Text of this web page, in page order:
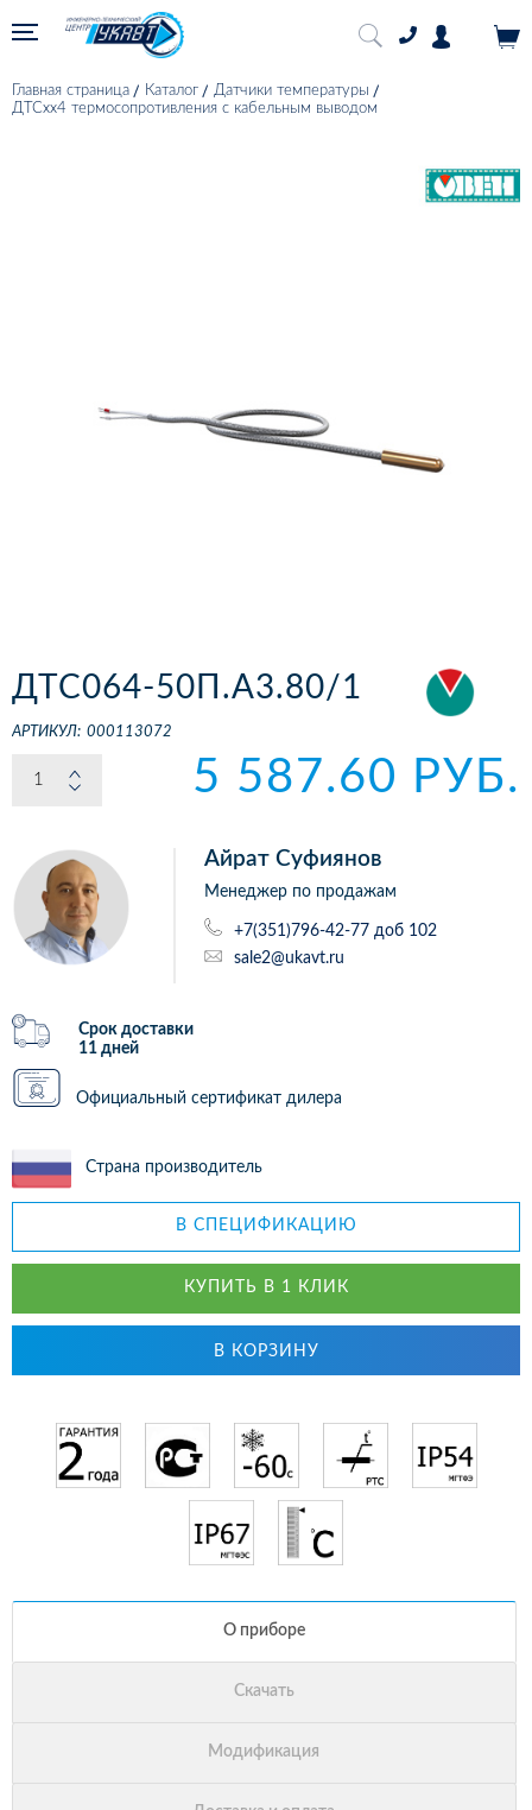
Главная страница Каталог
Датчики температуры
ДТСхх4 термосопротивления с кабельным выводом
ДТС064-50П.А3.80/1
АРТИКУЛ: 000113072
5 587.60 РУБ.
Айрат Суфиянов
Менеджер по продажам
+7(351)796-42-77 доб 102
sale2@ukavt.ru
Срок доставки
11 дней
Официальный сертификат дилера
Страна производитель
В СПЕЦИФИКАЦИЮ
КУПИТЬ В 1 КЛИК
В КОРЗИНУ